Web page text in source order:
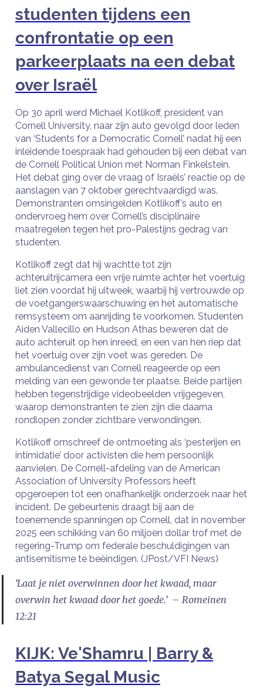
studenten tijdens een
confrontatie op een
parkeerplaats na een debat
over Israël
Op 30 april werd Michael Kotlikoff, president van
Cornell University, naar zijn auto gevolgd door leden
van ‘Students for a Democratic Cornell’ nadat hij een
inleidende toespraak had gehouden bij een debat van
de Cornell Political Union met Norman Finkelstein.
Het debat ging over de vraag of Israëls’ reactie op de
aanslagen van 7 oktober gerechtvaardigd was.
Demonstranten omsingelden Kotlikoff’s auto en
ondervroeg hem over Cornell’s disciplinaire
maatregelen tegen het pro-Palestijns gedrag van
studenten.
Kotlikoff zegt dat hij wachtte tot zijn
achteruitrijcamera een vrije ruimte achter het voertuig
liet zien voordat hij uitweek, waarbij hij vertrouwde op
de voetgangerswaarschuwing en het automatische
remsysteem om aanrijding te voorkomen. Studenten
Aiden Vallecillo en Hudson Athas beweren dat de
auto achteruit op hen inreed, en een van hen riep dat
het voertuig over zijn voet was gereden. De
ambulancedienst van Cornell reageerde op een
melding van een gewonde ter plaatse. Beide partijen
hebben tegenstrijdige videobeelden vrijgegeven,
waarop demonstranten te zien zijn die daarna
rondlopen zonder zichtbare verwondingen.
Kotlikoff omschreef de ontmoeting als ‘pesterijen en
intimidatie’ door activisten die hem persoonlijk
aanvielen. De Cornell-afdeling van de American
Association of University Professors heeft
opgeroepen tot een onafhankelijk onderzoek naar het
incident. De gebeurtenis draagt ​​bij aan de
toenemende spanningen op Cornell, dat in november
2025 een schikking van 60 miljoen dollar trof met de
regering-Trump om federale beschuldigingen van
antisemitisme te beëindigen. (JPost/VFI News)
‘Laat je niet overwinnen door het kwaad, maar
overwin het kwaad door het goede.’ – Romeinen
12:21
KIJK: Ve'Shamru | Barry &
Batya Segal Music